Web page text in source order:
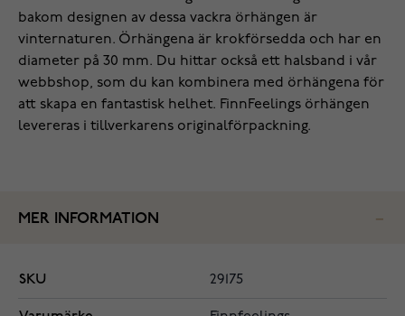
bakom designen av dessa vackra örhängen är
vinternaturen. Örhängena är krokförsedda och har en
diameter på 30 mm. Du hittar också ett halsband i vår
webbshop, som du kan kombinera med örhängena för
att skapa en fantastisk helhet. FinnFeelings örhängen
levereras i tillverkarens originalförpackning.
MER INFORMATION
SKU 29175